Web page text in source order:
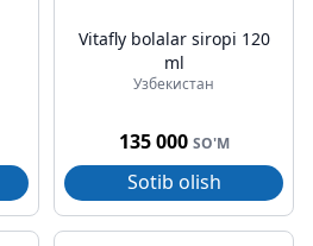
Vitafly bolalar siropi 120
ml
Узбекистан
135 000 SO'M
Sotib olish